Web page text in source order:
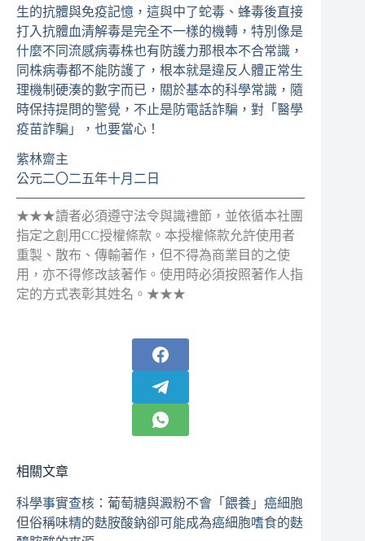
生的抗體與免疫記憶，這與中了蛇毒、蜂毒後直接
打入抗體血清解毒是完全不一樣的機轉，特別像是
什麼不同流感病毒株也有防護力那根本不合常識，
同株病毒都不能防護了，根本就是違反人體正常生
理機制硬湊的數字而已，關於基本的科學常識，隨
時保持提問的警覺，不止是防電話詐騙，對「醫學
疫苗詐騙」，也要當心！
紫林齋主
公元二〇二五年十月二日
★★★讀者必須遵守法令與識禮節，並依循本社團
指定之創用CC授權條款。本授權條款允許使用者
重製、散布、傳輸著作，但不得為商業目的之使
用，亦不得修改該著作。使用時必須按照著作人指
定的方式表彰其姓名。★★★
相關文章
科學事實查核：葡萄糖與澱粉不會「餵養」癌細胞
但俗稱味精的麩胺酸鈉卻可能成為癌細胞嗜食的麩